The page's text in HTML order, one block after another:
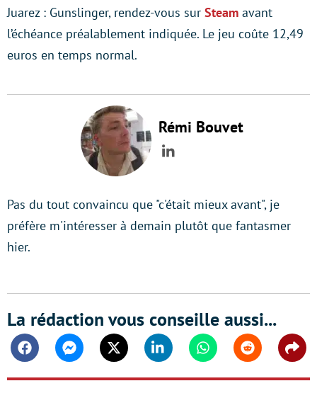
Juarez : Gunslinger, rendez-vous sur Steam avant
l’échéance préalablement indiquée. Le jeu coûte 12,49
euros en temps normal.
Rémi Bouvet
LinkedIn
Pas du tout convaincu que "c'était mieux avant", je
préfère m'intéresser à demain plutôt que fantasmer
hier.
La rédaction vous conseille aussi...
FacebookMessengerTwitter Linkedin WhatsappReddit